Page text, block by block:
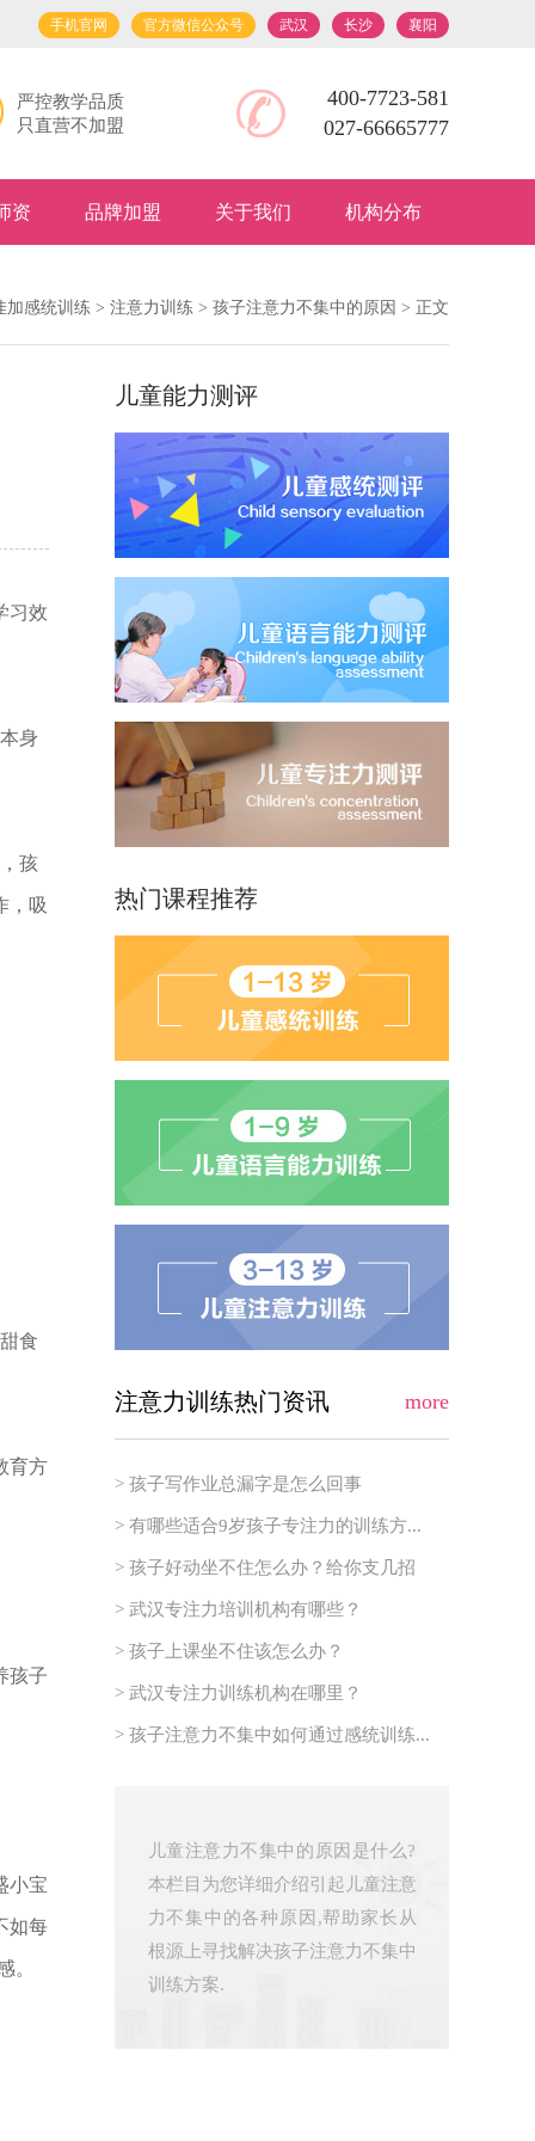
襄阳
长沙
武汉
官方微信公众号
手机官网
严控教学品质
只直营不加盟
400-7723-581
027-66665777
资 品牌加盟 关于我们 机构分布
加感统训练 > 注意力训练 > 孩子注意力不集中的原因 > 正文
习效
身
孩
，吸
食
育方
孩子
小宝
如每
。
儿童能力测评
热门课程推荐
注意力训练热门资讯 more
> 孩子写作业总漏字是怎么回事
> 有哪些适合9岁孩子专注力的训练方...
> 孩子好动坐不住怎么办？给你支几招
> 武汉专注力培训机构有哪些？
> 孩子上课坐不住该怎么办？
> 武汉专注力训练机构在哪里？
> 孩子注意力不集中如何通过感统训练...
儿童注意力不集中的原因是什么?
本栏目为您详细介绍引起儿童注意
力不集中的各种原因,帮助家长从
根源上寻找解决孩子注意力不集中
训练方案.